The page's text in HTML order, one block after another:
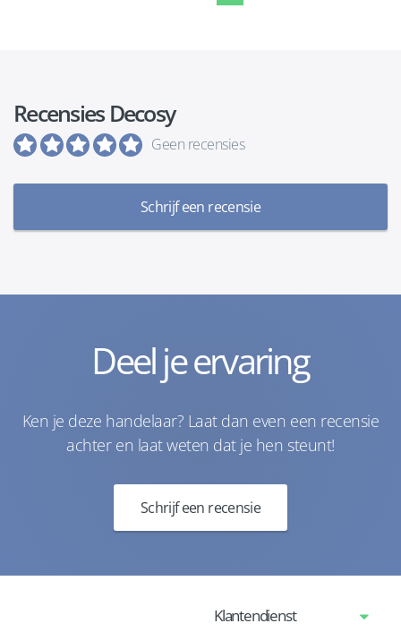
Recensies Decosy
Geen recensies
Schrijf een recensie
Deel je ervaring
Ken je deze handelaar? Laat dan even een recensie
achter en laat weten dat je hen steunt!
Schrijf een recensie
Klantendienst